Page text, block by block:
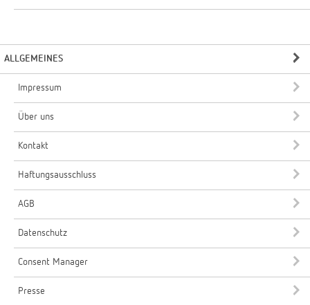
ALLGEMEINES
Impressum
Über uns
Kontakt
Haftungsausschluss
AGB
Datenschutz
Consent Manager
Presse